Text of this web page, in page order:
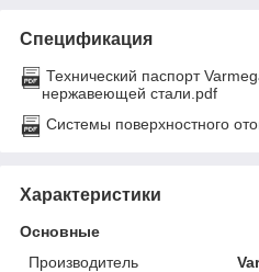
Спецификация
Технический паспорт
нержавеющей стали.pdf
Системы поверхностного
Характеристики
Основные
Производитель